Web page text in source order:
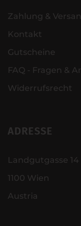
Zahlung &
Kontakt
Gutscheine
FAQ - Fragen &
Widerrufsrecht
ADRESSE
Landgutgasse 14
1100 Wien
Austria